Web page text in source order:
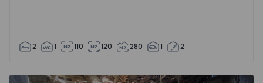
2 1 110 120 280 1 2